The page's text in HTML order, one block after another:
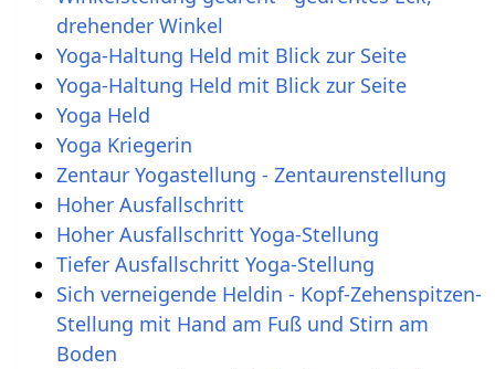
drehender Winkel
Yoga-Haltung Held mit Blick zur Seite
Yoga-Haltung Held mit Blick zur Seite
Yoga Held
Yoga Kriegerin
Zentaur Yogastellung - Zentaurenstellung
Hoher Ausfallschritt
Hoher Ausfallschritt Yoga-Stellung
Tiefer Ausfallschritt Yoga-Stellung
Sich verneigende Heldin - Kopf-Zehenspitzen-
Stellung mit Hand am Fuß und Stirn am
Boden